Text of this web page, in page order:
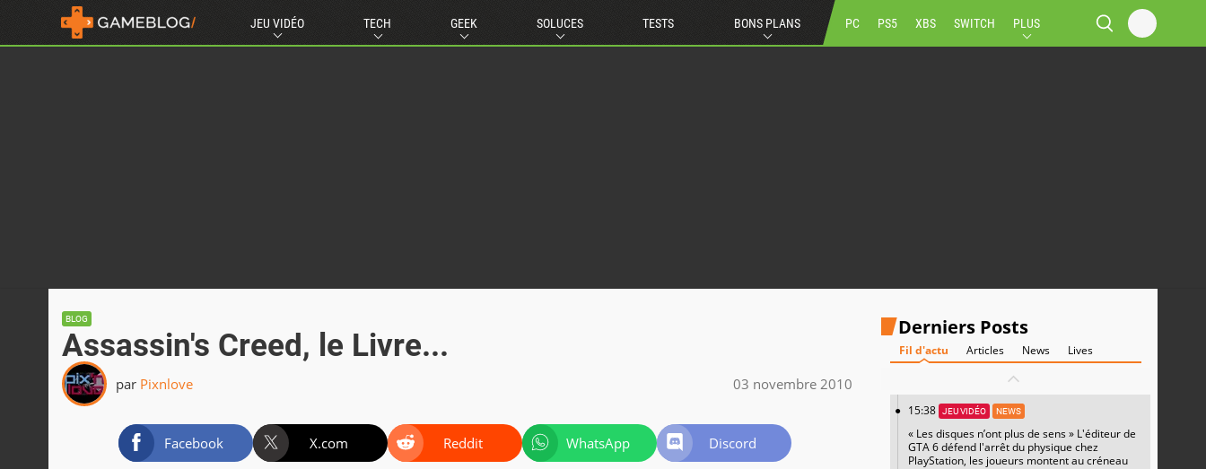
JEU VIDÉO TECH GEEK SOLUCES TESTS BONS PLANS PC PS5 XBS SWITCH PLUS
BLOG
Assassin's Creed, le Livre...
par Pixnlove 03 novembre 2010
Facebook X.com Reddit WhatsApp Discord
Derniers Posts
Fil d'actu Articles News Lives
15:38 JEU VIDÉO NEWS
« Les disques n’ont plus de sens » L'éditeur de
GTA 6 défend l'arrêt du physique chez
PlayStation, les joueurs montent au créneau